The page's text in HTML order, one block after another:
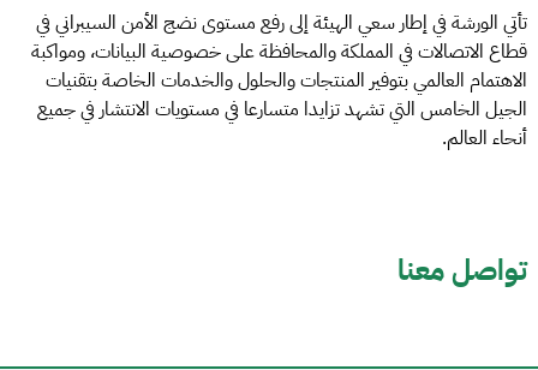
تأتي الورشة في إطار سعي الهيئة إلى رفع مستوى نضج الأمن السيبراني في
قطاع الاتصالات في المملكة والمحافظة على خصوصية البيانات، ومواكبة
الاهتمام العالمي بتوفير المنتجات والحلول والخدمات الخاصة بتقنيات
الجيل الخامس التي تشهد تزايدا متسارعا في مستويات الانتشار في جميع
أنحاء العالم.
تواصل معنا